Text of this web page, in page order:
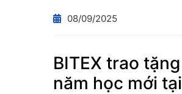
08/09/2025
BITEX trao
năm học mới